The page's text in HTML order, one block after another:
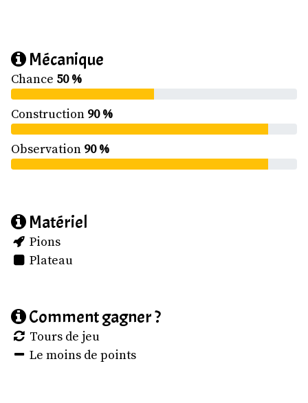
Mécanique
Chance 50 %
Construction 90 %
Observation 90 %
Matériel
Pions
Plateau
Comment gagner ?
Tours de jeu
Le moins de points